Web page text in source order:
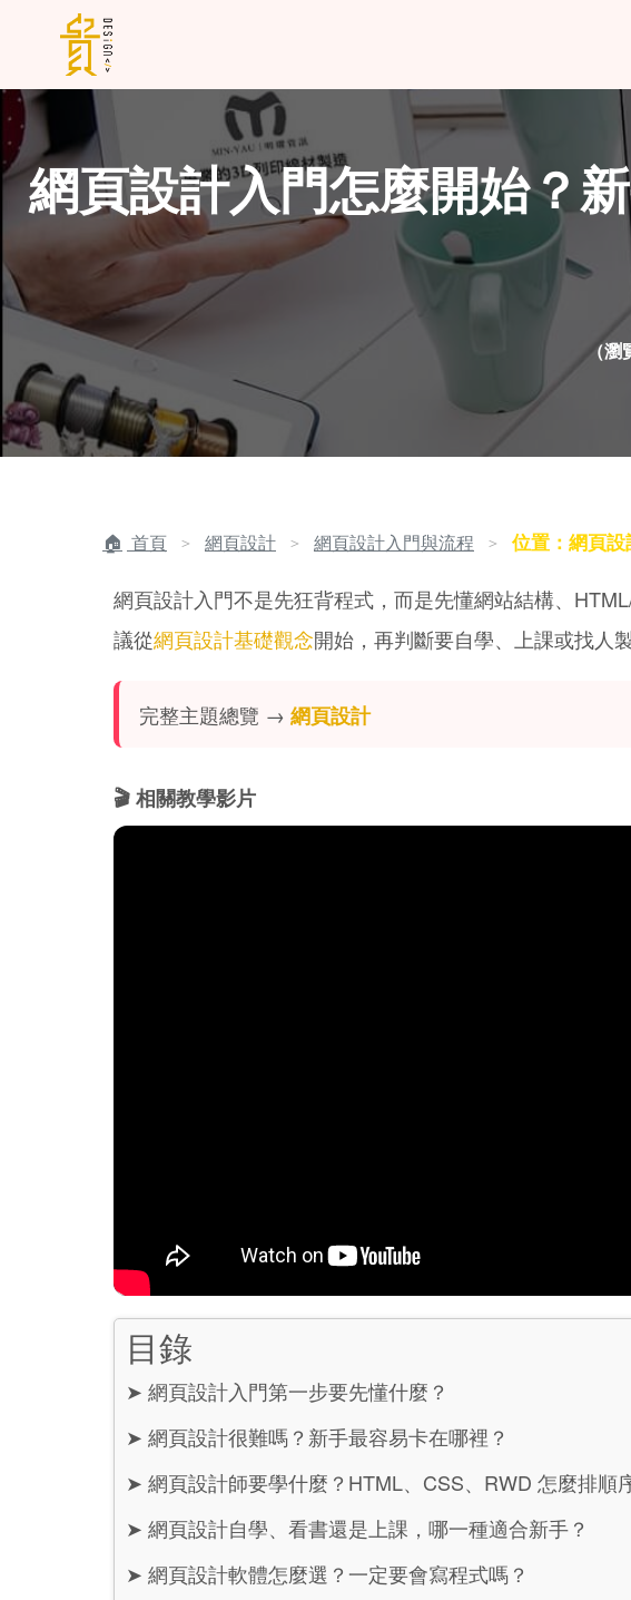
網頁設計入門怎麼開始？
（
首頁 ＞ 網頁設計 ＞ 網頁設計入門與流程 ＞ 位置：網頁設
網頁設計入門不是先狂背程式，而是先懂網站結構、
議從網頁設計基礎觀念開始，再判斷要自學、上課或找人製
完整主題總覽 → 網頁設計
🎬 相關教學影片
目錄
➤ 網頁設計入門第一步要先懂什麼？
➤ 網頁設計很難嗎？新手最容易卡在哪裡？
➤ 網頁設計師要學什麼？HTML、CSS、RWD 怎麼排順
➤ 網頁設計自學、看書還是上課，哪一種適合新手？
➤ 網頁設計軟體怎麼選？一定要會寫程式嗎？